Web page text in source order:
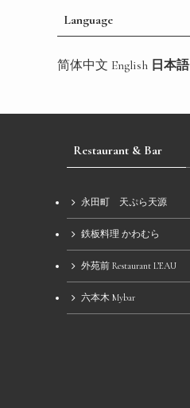
Language
简体中文 English 日本語
Restaurant & Bar
永田町 天ぷら天源
鉄板料理 かわむら
外苑前 Restaurant L’EAU
六本木 Mybar